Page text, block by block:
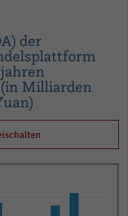
der
(in Milliarden